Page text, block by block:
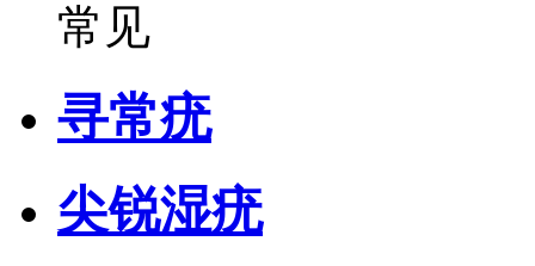
常见
寻常疣
尖锐湿疣